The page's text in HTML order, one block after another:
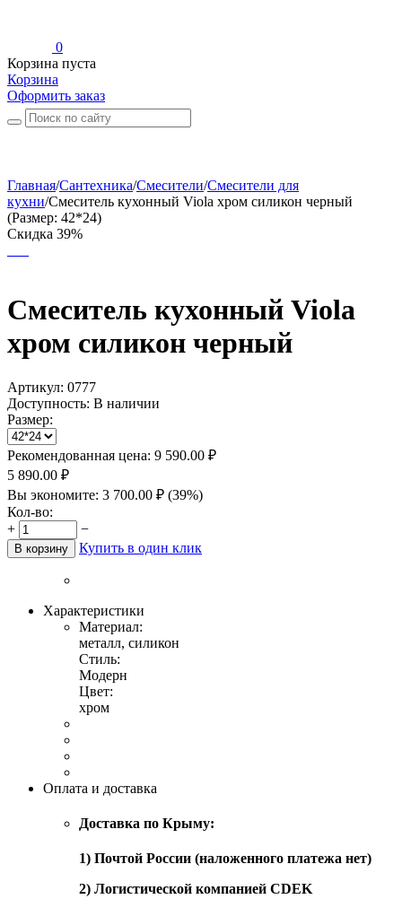
0
Корзина пуста
Корзина
Оформить заказ
Главная/Сантехника/Смесители/Смесители для
кухни/Смеситель кухонный Viola хром силикон черный
(Размер: 42*24)
Скидка 39%
Смеситель кухонный Viola
хром силикон черный
Артикул: 0777
Доступность: В наличии
Размер:
Рекомендованная цена: 9 590.00 ₽
5 890.00 ₽
Вы экономите: 3 700.00 ₽ (39%)
Кол-во:
+
−
В корзину Купить в один клик
Характеристики
Материал:
металл, силикон
Стиль:
Модерн
Цвет:
хром
Оплата и доставка
Доставка по Крыму:
1) Почтой России (наложенного платежа нет)
2) Логистической компанией CDEK